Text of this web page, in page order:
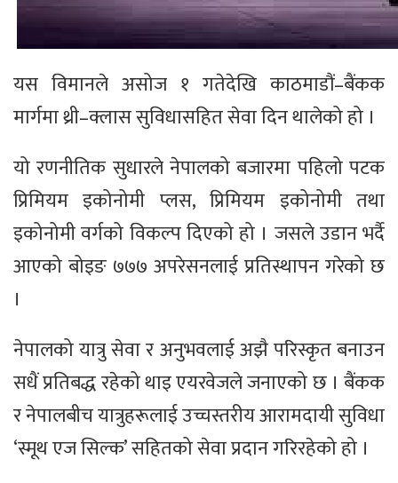
यस विमानले असोज १ गतेदेखि काठमाडौं–बैंकक
मार्गमा थ्री–क्लास सुविधासहित सेवा दिन थालेको हो ।
यो रणनीतिक सुधारले नेपालको बजारमा पहिलो पटक
प्रिमियम इकोनोमी प्लस, प्रिमियम इकोनोमी तथा
इकोनोमी वर्गको विकल्प दिएको हो । जसले उडान भर्दै
आएको बोइङ ७७७ अपरेसनलाई प्रतिस्थापन गरेको छ
।
नेपालको यात्रु सेवा र अनुभवलाई अझै परिस्कृत बनाउन
सधैं प्रतिबद्ध रहेको थाइ एयरवेजले जनाएको छ । बैंकक
र नेपालबीच यात्रुहरूलाई उच्चस्तरीय आरामदायी सुविधा
‘स्मूथ एज सिल्क’ सहितको सेवा प्रदान गरिरहेको हो ।